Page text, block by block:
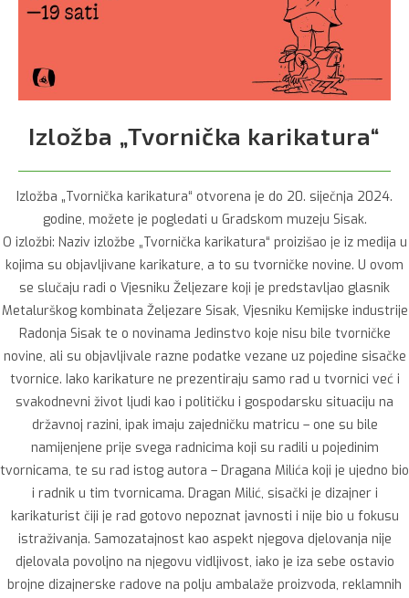
Izložba „Tvornička karikatura“
Izložba „Tvornička karikatura“ otvorena je do 20. siječnja 2024.
godine, možete je pogledati u Gradskom muzeju Sisak.
O izložbi: Naziv izložbe „Tvornička karikatura“ proizišao je iz medija u
kojima su objavljivane karikature, a to su tvorničke novine. U ovom
se slučaju radi o Vjesniku Željezare koji je predstavljao glasnik
Metalurškog kombinata Željezare Sisak, Vjesniku Kemijske industrije
Radonja Sisak te o novinama Jedinstvo koje nisu bile tvorničke
novine, ali su objavljivale razne podatke vezane uz pojedine sisačke
tvornice. Iako karikature ne prezentiraju samo rad u tvornici već i
svakodnevni život ljudi kao i političku i gospodarsku situaciju na
državnoj razini, ipak imaju zajedničku matricu – one su bile
namijenjene prije svega radnicima koji su radili u pojedinim
tvornicama, te su rad istog autora – Dragana Milića koji je ujedno bio
i radnik u tim tvornicama. Dragan Milić, sisački je dizajner i
karikaturist čiji je rad gotovo nepoznat javnosti i nije bio u fokusu
istraživanja. Samozatajnost kao aspekt njegova djelovanja nije
djelovala povoljno na njegovu vidljivost, iako je iza sebe ostavio
brojne dizajnerske radove na polju ambalaže proizvoda, reklamnih